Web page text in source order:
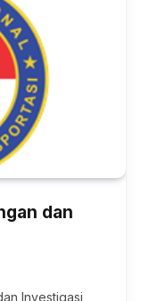
dan
Investigasi